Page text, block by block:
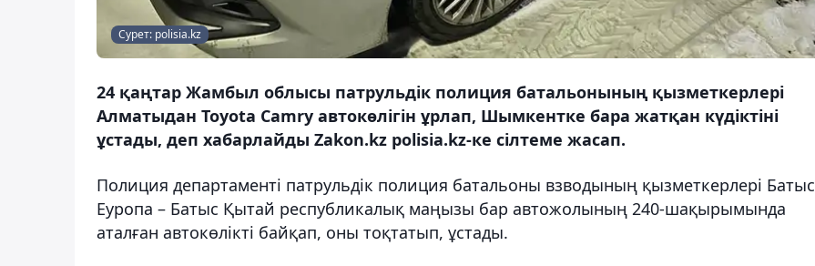
Сурет: polisia.kz
24 қаңтар Жамбыл облысы патрульдік полиция батальонының қызметкерлері
Алматыдан Toyota Camry автокөлігін ұрлап, Шымкентке бара жатқан күдіктіні
ұстады, деп хабарлайды Zakon.kz polisia.kz-ке сілтеме жасап.
Полиция департаменті патрульдік полиция батальоны взводының қызметкерлері Батыс
Еуропа – Батыс Қытай республикалық маңызы бар автожолының 240-шақырымында
аталған автокөлікті байқап, оны тоқтатып, ұстады.